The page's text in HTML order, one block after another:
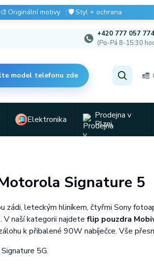
🎨Originální motivy 🛡️Styl + ochrana
+420 777 057 774
(Po-Pá 8-15:30
model telefonu zde
Elektronika
Prodejna v
Plzni
Signature 5
zádi, leteckým hliníkem, čtyřmi Sony
V naší kategorii najdeteflip pouzdra
k přibalené 90W nabíječce. Vše
5G.